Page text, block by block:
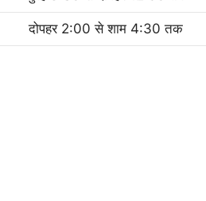
दोपहर 2:00 से शाम 4:30 तक